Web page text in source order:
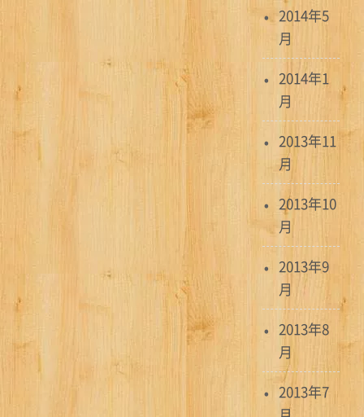
2014年5
月
2014年1
月
2013年11
月
2013年10
月
2013年9
月
2013年8
月
2013年7